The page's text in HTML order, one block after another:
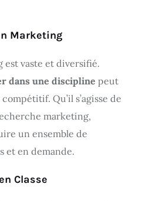
Marketing
est vaste et diversifié.
dans une discipline peut
Qu’il s’agisse de
marketing,
un ensemble de
et en demande.
Classe